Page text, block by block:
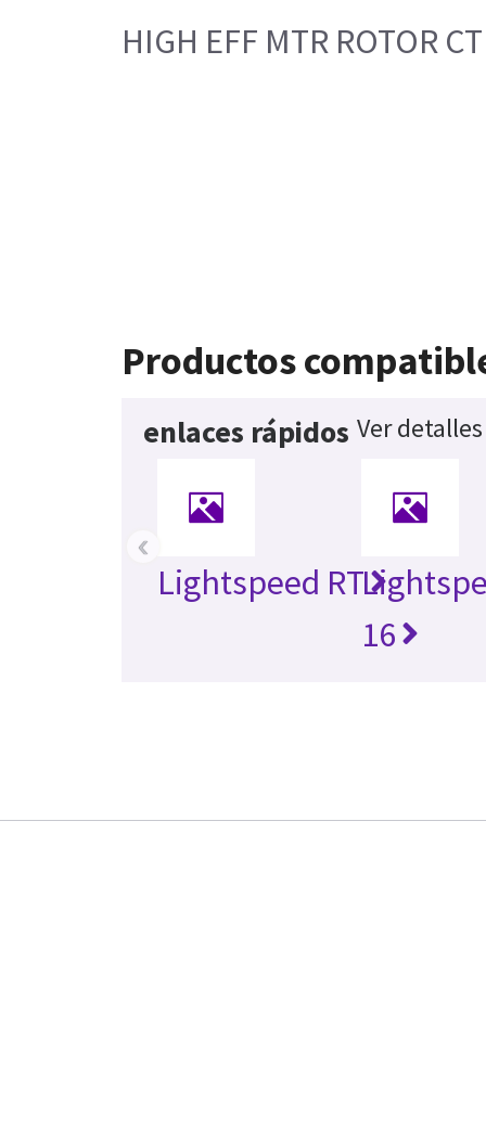
HIGH EFF MTR ROTOR
Productos
enlaces rápidos Ver
Lightspeed RT
16
‹